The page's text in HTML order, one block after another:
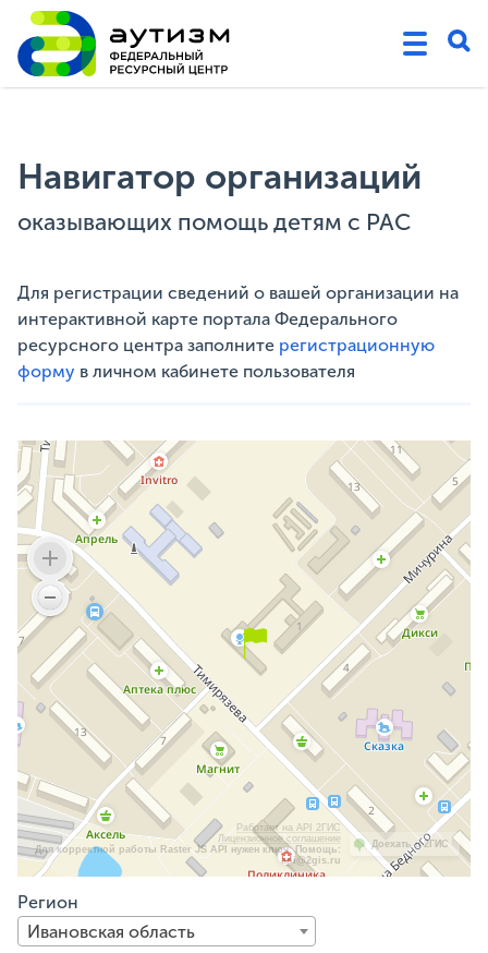
Навигатор организаций
оказывающих помощь детям с РАС
Для регистрации сведений о вашей организации на
интерактивной карте портала Федерального
ресурсного центра заполните регистрационную
форму в личном кабинете пользователя
Работает на API 2ГИС
Лицензионное соглашение
Для корректной работы Raster JS API нужен ключ. Помощь:
api@2gis.ru
Доехать с 2ГИС
Регион
Ивановская область